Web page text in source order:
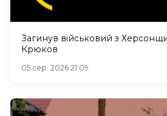
Загинув військовий з
Крюков
05 сер. 2026 21:09